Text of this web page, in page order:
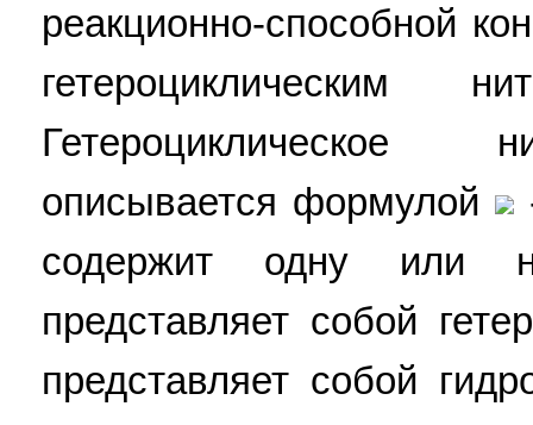
реакционно-способной
гетероциклическим
Гетероциклическое
описывается формулой
содержит одну или
представляет собой
представляет собой